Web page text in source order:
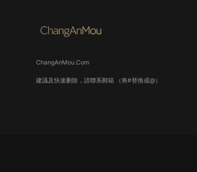
ChangAnMou.Com
建議及快速删除，請聯系郵箱 （将#替換成@）